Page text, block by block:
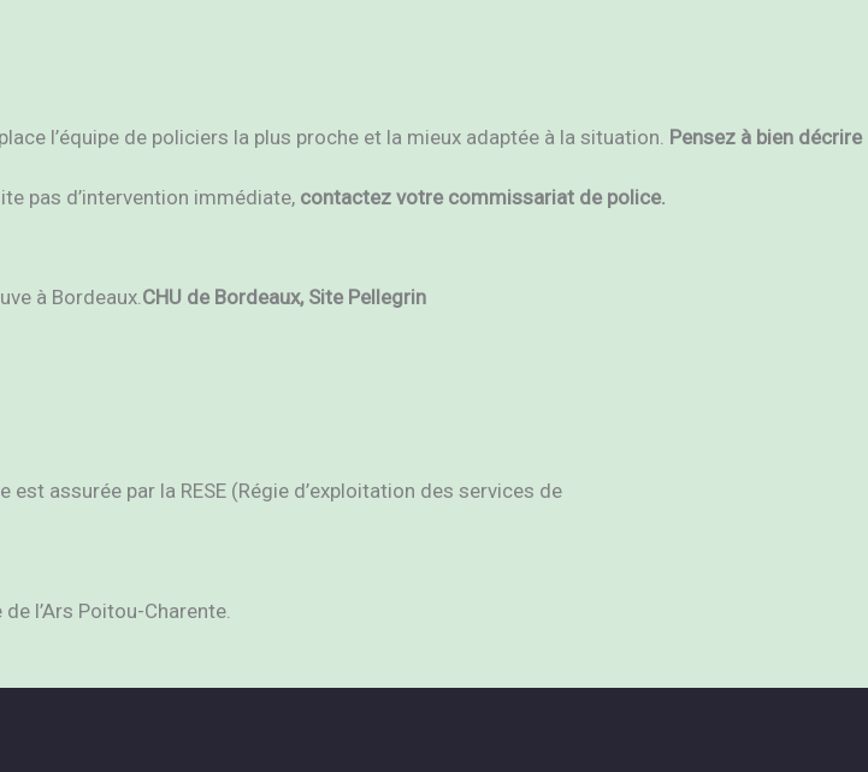
l’équipe de policiers la plus proche et la mieux adaptée à la situation. Pensez à bien décrire
pas d’intervention immédiate, contactez votre commissariat de police.
à Bordeaux. CHU de Bordeaux, Site Pellegrin
assurée par la RESE (Régie d’exploitation des services de
l’Ars Poitou-Charente.